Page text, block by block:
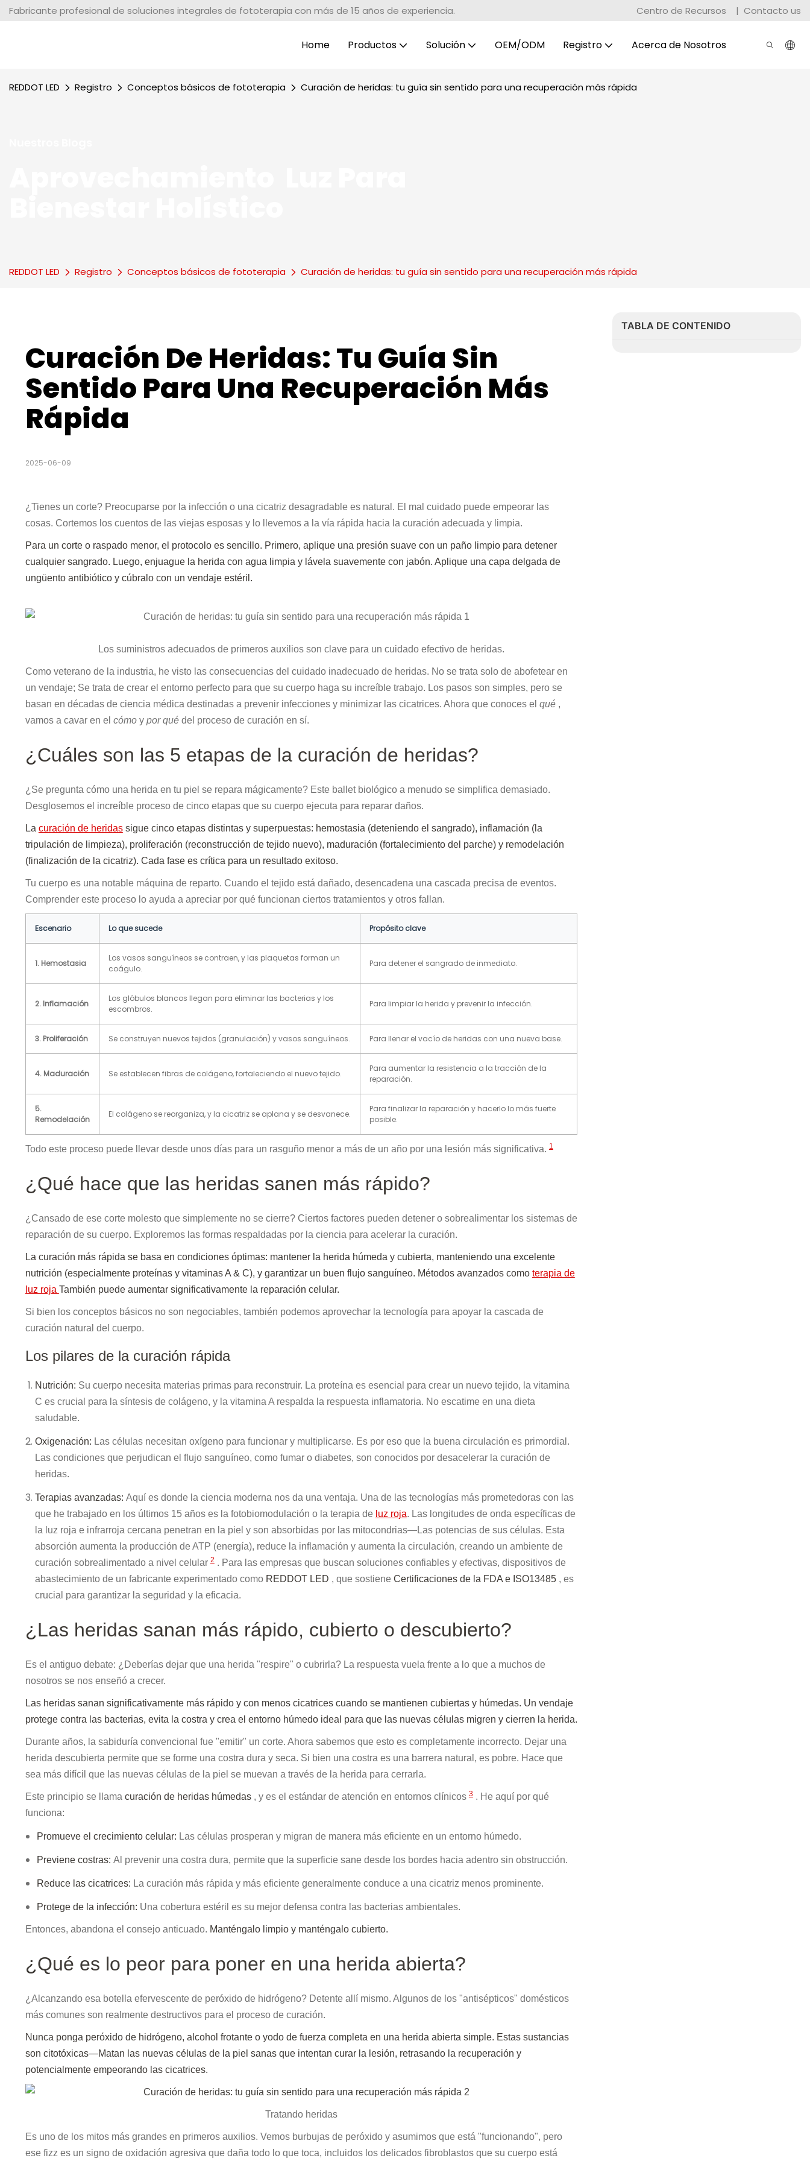
Fabricante profesional de soluciones integrales de fototerapia con más de 15 años de experiencia. Centro de Recursos | Contacto us
Home Productos Solución OEM/ODM Registro Acerca de Nosotros
REDDOT LED Registro Conceptos básicos de fototerapia Curación de heridas: tu guía sin sentido para una recuperación más rápida
REDDOT LED Registro Conceptos básicos de fototerapia Curación de heridas: tu guía sin sentido para una recuperación más rápida
Curación De Heridas: Tu Guía Sin
Sentido Para Una Recuperación Más
Rápida
2025-06-09
¿Tienes un corte? Preocuparse por la infección o una cicatriz desagradable es natural. El mal cuidado puede empeorar las
cosas. Cortemos los cuentos de las viejas esposas y lo llevemos a la vía rápida hacia la curación adecuada y limpia.
Para un corte o raspado menor, el protocolo es sencillo. Primero, aplique una presión suave con un paño limpio para detener
cualquier sangrado. Luego, enjuague la herida con agua limpia y lávela suavemente con jabón. Aplique una capa delgada de
ungüento antibiótico y cúbralo con un vendaje estéril.
Los suministros adecuados de primeros auxilios son clave para un cuidado efectivo de heridas.
Como veterano de la industria, he visto las consecuencias del cuidado inadecuado de heridas. No se trata solo de abofetear en
un vendaje; Se trata de crear el entorno perfecto para que su cuerpo haga su increíble trabajo. Los pasos son simples, pero se
basan en décadas de ciencia médica destinadas a prevenir infecciones y minimizar las cicatrices. Ahora que conoces el qué ,
vamos a cavar en el cómo y por qué del proceso de curación en sí.
¿Cuáles son las 5 etapas de la curación de heridas?
¿Se pregunta cómo una herida en tu piel se repara mágicamente? Este ballet biológico a menudo se simplifica demasiado.
Desglosemos el increíble proceso de cinco etapas que su cuerpo ejecuta para reparar daños.
La curación de heridassigue cinco etapas distintas y superpuestas: hemostasia (deteniendo el sangrado), inflamación (la
tripulación de limpieza), proliferación (reconstrucción de tejido nuevo), maduración (fortalecimiento del parche) y remodelación
(finalización de la cicatriz). Cada fase es crítica para un resultado exitoso.
Tu cuerpo es una notable máquina de reparto. Cuando el tejido está dañado, desencadena una cascada precisa de eventos.
Comprender este proceso lo ayuda a apreciar por qué funcionan ciertos tratamientos y otros fallan.
Escenario Lo que sucede Propósito clave
1. Hemostasia
Los vasos sanguíneos se contraen, y las plaquetas forman un
coágulo.
Para detener el sangrado de inmediato.
2. Inflamación
Los glóbulos blancos llegan para eliminar las bacterias y los
escombros.
Para limpiar la herida y prevenir la infección.
3. Proliferación Se construyen nuevos tejidos (granulación) y vasos sanguíneos. Para llenar el vacío de heridas con una nueva base.
4. Maduración Se establecen fibras de colágeno, fortaleciendo el nuevo tejido.
Para aumentar la resistencia a la tracción de la
reparación.
5.
Remodelación
El colágeno se reorganiza, y la cicatriz se aplana y se desvanece.
Para finalizar la reparación y hacerlo lo más fuerte
posible.
Todo este proceso puede llevar desde unos días para un rasguño menor a más de un año por una lesión más significativa.1
¿Qué hace que las heridas sanen más rápido?
¿Cansado de ese corte molesto que simplemente no se cierre? Ciertos factores pueden detener o sobrealimentar los sistemas de
reparación de su cuerpo. Exploremos las formas respaldadas por la ciencia para acelerar la curación.
La curación más rápida se basa en condiciones óptimas: mantener la herida húmeda y cubierta, manteniendo una excelente
nutrición (especialmente proteínas y vitaminas A & C), y garantizar un buen flujo sanguíneo. Métodos avanzados como terapia de
luz roja También puede aumentar significativamente la reparación celular.
Si bien los conceptos básicos no son negociables, también podemos aprovechar la tecnología para apoyar la cascada de
curación natural del cuerpo.
Los pilares de la curación rápida
Nutrición: Su cuerpo necesita materias primas para reconstruir. La proteína es esencial para crear un nuevo tejido, la vitamina
C es crucial para la síntesis de colágeno, y la vitamina A respalda la respuesta inflamatoria. No escatime en una dieta
saludable.
Oxigenación: Las células necesitan oxígeno para funcionar y multiplicarse. Es por eso que la buena circulación es primordial.
Las condiciones que perjudican el flujo sanguíneo, como fumar o diabetes, son conocidos por desacelerar la curación de
heridas.
Terapias avanzadas: Aquí es donde la ciencia moderna nos da una ventaja. Una de las tecnologías más prometedoras con las
que he trabajado en los últimos 15 años es la fotobiomodulación o la terapia de luz roja. Las longitudes de onda específicas de
la luz roja e infrarroja cercana penetran en la piel y son absorbidas por las mitocondrias—Las potencias de sus células. Esta
absorción aumenta la producción de ATP (energía), reduce la inflamación y aumenta la circulación, creando un ambiente de
curación sobrealimentado a nivel celular2. Para las empresas que buscan soluciones confiables y efectivas, dispositivos de
abastecimiento de un fabricante experimentado como REDDOT LED , que sostiene Certificaciones de la FDA e ISO13485 , es
crucial para garantizar la seguridad y la eficacia.
¿Las heridas sanan más rápido, cubierto o descubierto?
Es el antiguo debate: ¿Deberías dejar que una herida "respire" o cubrirla? La respuesta vuela frente a lo que a muchos de
nosotros se nos enseñó a crecer.
Las heridas sanan significativamente más rápido y con menos cicatrices cuando se mantienen cubiertas y húmedas. Un vendaje
protege contra las bacterias, evita la costra y crea el entorno húmedo ideal para que las nuevas células migren y cierren la herida.
Durante años, la sabiduría convencional fue "emitir" un corte. Ahora sabemos que esto es completamente incorrecto. Dejar una
herida descubierta permite que se forme una costra dura y seca. Si bien una costra es una barrera natural, es pobre. Hace que
sea más difícil que las nuevas células de la piel se muevan a través de la herida para cerrarla.
Este principio se llama curación de heridas húmedas , y es el estándar de atención en entornos clínicos3. He aquí por qué
funciona:
Promueve el crecimiento celular: Las células prosperan y migran de manera más eficiente en un entorno húmedo.
Previene costras:Al prevenir una costra dura, permite que la superficie sane desde los bordes hacia adentro sin obstrucción.
Reduce las cicatrices: La curación más rápida y más eficiente generalmente conduce a una cicatriz menos prominente.
Protege de la infección: Una cobertura estéril es su mejor defensa contra las bacterias ambientales.
Entonces, abandona el consejo anticuado. Manténgalo limpio y manténgalo cubierto.
¿Qué es lo peor para poner en una herida abierta?
¿Alcanzando esa botella efervescente de peróxido de hidrógeno? Detente allí mismo. Algunos de los "antisépticos" domésticos
más comunes son realmente destructivos para el proceso de curación.
Nunca ponga peróxido de hidrógeno, alcohol frotante o yodo de fuerza completa en una herida abierta simple. Estas sustancias
son citotóxicas—Matan las nuevas células de la piel sanas que intentan curar la lesión, retrasando la recuperación y
potencialmente empeorando las cicatrices.
Tratando heridas
Es uno de los mitos más grandes en primeros auxilios. Vemos burbujas de peróxido y asumimos que está "funcionando", pero
ese fizz es un signo de oxidación agresiva que daña todo lo que toca, incluidos los delicados fibroblastos que su cuerpo está
TABLA DE CONTENIDO